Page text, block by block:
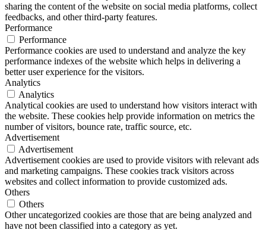
sharing the content of the website on social media platforms, collect
feedbacks, and other third-party features.
Performance
Performance
Performance cookies are used to understand and analyze the key
performance indexes of the website which helps in delivering a
better user experience for the visitors.
Analytics
Analytics
Analytical cookies are used to understand how visitors interact with
the website. These cookies help provide information on metrics the
number of visitors, bounce rate, traffic source, etc.
Advertisement
Advertisement
Advertisement cookies are used to provide visitors with relevant ads
and marketing campaigns. These cookies track visitors across
websites and collect information to provide customized ads.
Others
Others
Other uncategorized cookies are those that are being analyzed and
have not been classified into a category as yet.